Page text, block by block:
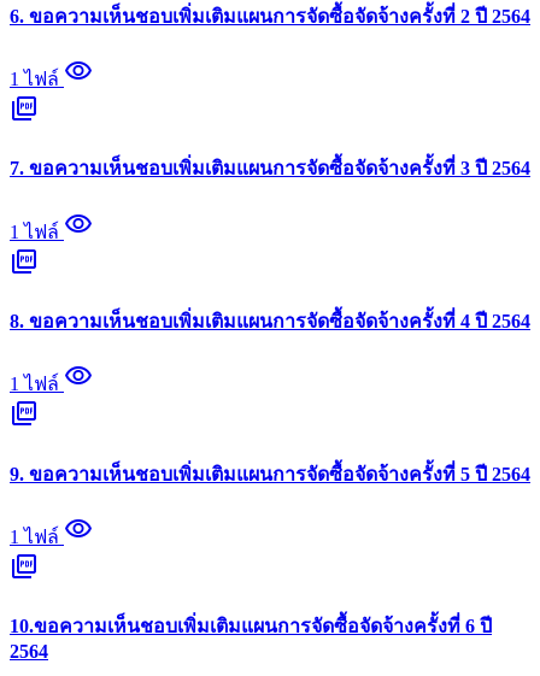
6. ขอความเห็นชอบเพิ่มเติมแผนการจัดซื้อจัดจ้างครั้งที่ 2 ปี 2564
1 ไฟล์ visibility
picture_as_pdf
7. ขอความเห็นชอบเพิ่มเติมแผนการจัดซื้อจัดจ้างครั้งที่ 3 ปี 2564
1 ไฟล์ visibility
picture_as_pdf
8. ขอความเห็นชอบเพิ่มเติมแผนการจัดซื้อจัดจ้างครั้งที่ 4 ปี 2564
1 ไฟล์ visibility
picture_as_pdf
9. ขอความเห็นชอบเพิ่มเติมแผนการจัดซื้อจัดจ้างครั้งที่ 5 ปี 2564
1 ไฟล์ visibility
picture_as_pdf
10.ขอความเห็นชอบเพิ่มเติมแผนการจัดซื้อจัดจ้างครั้งที่ 6 ปี
2564